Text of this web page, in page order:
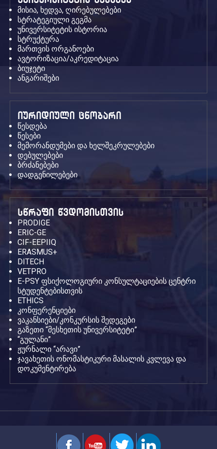
მისია, ხედვა, ღირებულებები
სტრატეგიული გეგმა
უნივერსიტეტის ისტორია
სტრუქტურა
მართვის ორგანოები
ავტორიზაცია/აკრედიტაცია
ბიუჯეტი
ანგარიშები
იურიდიული ცნობარი
წესდება
წესები
მემორანდუმები და ხელშეკრულებები
დებულებები
ბრძანებები
დადგენილებები
სწრაფი წვდომისთვის
PRODIGE
ERIC-GE
CIF-EEPIIQ
ERASMUS+
DITECH
VETPRO
E-PSY ფსიქოლოგიური კონსულტაციების ცენტრი
სტუდენტებისთვის
ETHICS
კონფერენციები
ვაკანსიები/კონკურსის შედეგები
გაზეთი “მესხეთის უნივერსიტეტი”
“გულანი”
ჟურნალი “არავი”
ჯავახეთის ონომასტიკური მასალის კვლევა და
დოკუმენტირება